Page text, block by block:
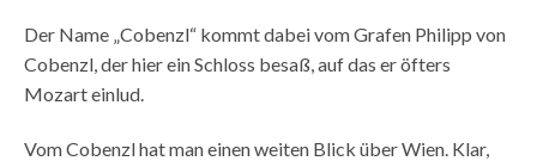
Der Name „Cobenzl“ kommt dabei vom Grafen Philipp von
Cobenzl, der hier ein Schloss besaß, auf das er öfters
Mozart einlud.
Vom Cobenzl hat man einen weiten Blick über Wien. Klar,